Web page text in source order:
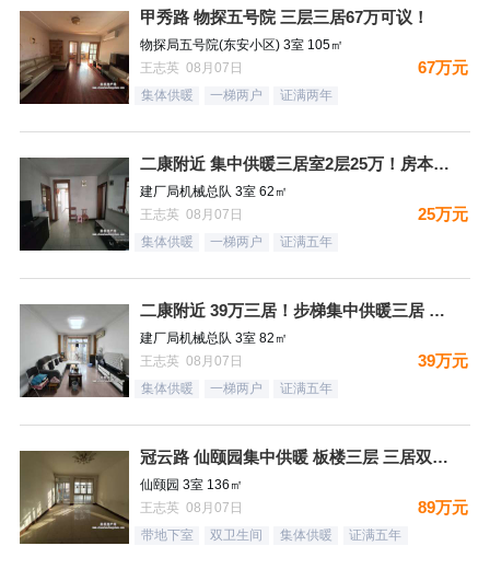
甲秀路 物探五号院 三层三居67万可议！
物探局五号院(东安小区) 3室 105㎡
王志英 08月07日
67万元
集体供暖 一梯两户 证满两年
二康附近 集中供暖三居室2层25万！房本满五过户费少！
建厂局机械总队 3室 62㎡
王志英 08月07日
25万元
集体供暖 一梯两户 证满五年
二康附近 39万三居！步梯集中供暖三居 好户型
建厂局机械总队 3室 82㎡
王志英 08月07日
39万元
集体供暖 一梯两户 证满五年
冠云路 仙颐园集中供暖 板楼三层 三居双卫 集中供暖 ！送地
仙颐园 3室 136㎡
王志英 08月07日
89万元
带地下室 双卫生间 集体供暖 证满五年